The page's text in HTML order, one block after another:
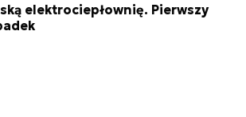
elektrociepłownię. Pierwszy